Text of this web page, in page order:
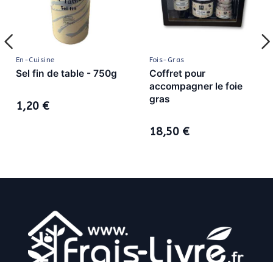
En-Cuisine
Sel fin de table - 750g
1,20 €
Fois-Gras
Coffret pour
accompagner le foie
gras
18,50 €